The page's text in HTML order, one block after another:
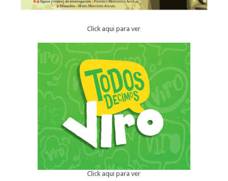
Click aqui para ver
Click aqui para ver